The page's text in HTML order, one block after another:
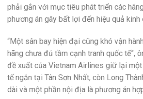
phải gắn với mục tiêu phát triển các
phương án gây bất lợi đến hiệu quả kinh
“Một sân bay hiện đại cũng khó vận
hãng chưa đủ tầm cạnh tranh quốc tế”,
đề xuất của Vietnam Airlines giữ lại
tế ngắn tại Tân Sơn Nhất, còn Long
dài và một phần nội địa là phương án